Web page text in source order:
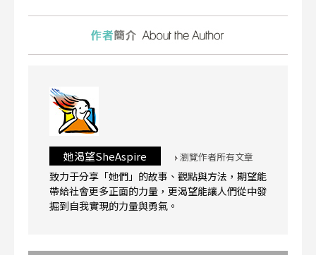
她渴望SheAspire 瀏覽作者所有文章
致力于分享「她們」的故事、觀點與方法，期望能
帶給社會更多正面的力量，更渴望能讓人們從中發
掘到自我實現的力量與勇氣。